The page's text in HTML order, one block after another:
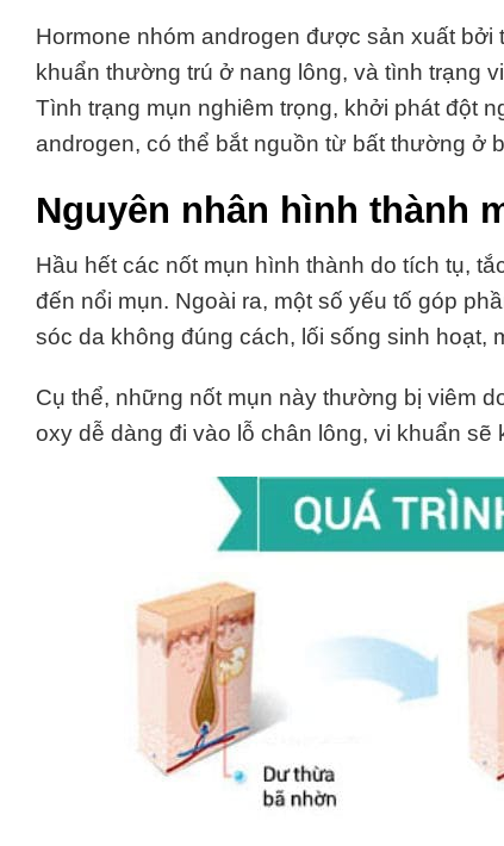
Hormone nhóm androgen được sản xuất
khuẩn thường trú ở nang lông, và tình trạng
Tình trạng mụn nghiêm trọng, khởi phát đột
androgen, có thể bắt nguồn từ bất thường ở
Nguyên nhân hình thành
Hầu hết các nốt mụn hình thành do tích tụ,
đến nổi mụn. Ngoài ra, một số yếu tố góp
sóc da không đúng cách, lối sống sinh hoạt,
Cụ thể, những nốt mụn này thường bị viêm
oxy dễ dàng đi vào lỗ chân lông, vi khuẩn